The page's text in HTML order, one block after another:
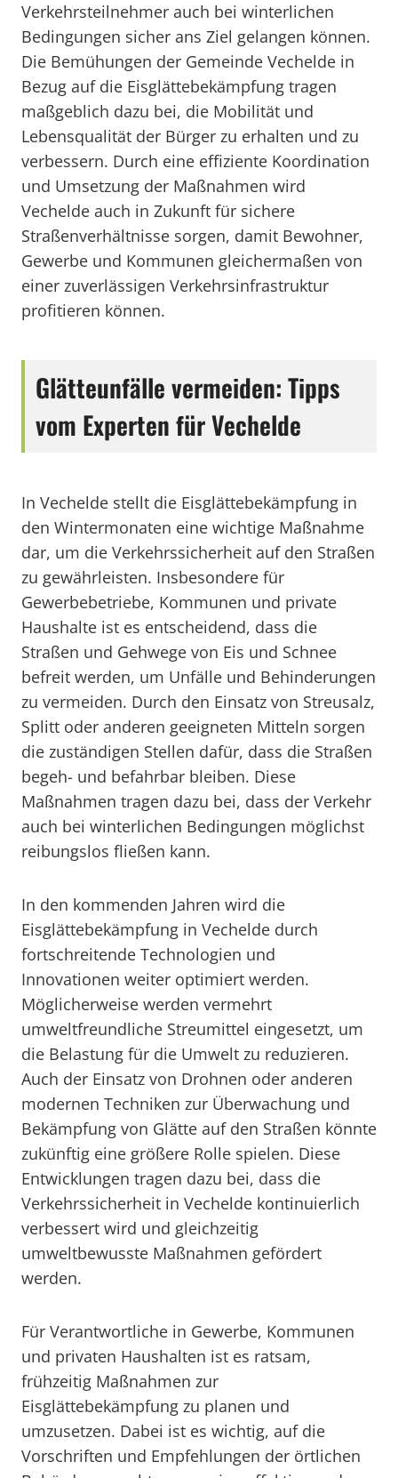
Verkehrsteilnehmer auch bei winterlichen
Bedingungen sicher ans Ziel gelangen können.
Die Bemühungen der Gemeinde Vechelde in
Bezug auf die Eisglättebekämpfung tragen
maßgeblich dazu bei, die Mobilität und
Lebensqualität der Bürger zu erhalten und zu
verbessern. Durch eine effiziente Koordination
und Umsetzung der Maßnahmen wird
Vechelde auch in Zukunft für sichere
Straßenverhältnisse sorgen, damit Bewohner,
Gewerbe und Kommunen gleichermaßen von
einer zuverlässigen Verkehrsinfrastruktur
profitieren können.
Glätteunfälle vermeiden: Tipps
vom Experten für Vechelde
In Vechelde stellt die Eisglättebekämpfung in
den Wintermonaten eine wichtige Maßnahme
dar, um die Verkehrssicherheit auf den Straßen
zu gewährleisten. Insbesondere für
Gewerbebetriebe, Kommunen und private
Haushalte ist es entscheidend, dass die
Straßen und Gehwege von Eis und Schnee
befreit werden, um Unfälle und Behinderungen
zu vermeiden. Durch den Einsatz von Streusalz,
Splitt oder anderen geeigneten Mitteln sorgen
die zuständigen Stellen dafür, dass die Straßen
begeh- und befahrbar bleiben. Diese
Maßnahmen tragen dazu bei, dass der Verkehr
auch bei winterlichen Bedingungen möglichst
reibungslos fließen kann.
In den kommenden Jahren wird die
Eisglättebekämpfung in Vechelde durch
fortschreitende Technologien und
Innovationen weiter optimiert werden.
Möglicherweise werden vermehrt
umweltfreundliche Streumittel eingesetzt, um
die Belastung für die Umwelt zu reduzieren.
Auch der Einsatz von Drohnen oder anderen
modernen Techniken zur Überwachung und
Bekämpfung von Glätte auf den Straßen könnte
zukünftig eine größere Rolle spielen. Diese
Entwicklungen tragen dazu bei, dass die
Verkehrssicherheit in Vechelde kontinuierlich
verbessert wird und gleichzeitig
umweltbewusste Maßnahmen gefördert
werden.
Für Verantwortliche in Gewerbe, Kommunen
und privaten Haushalten ist es ratsam,
frühzeitig Maßnahmen zur
Eisglättebekämpfung zu planen und
umzusetzen. Dabei ist es wichtig, auf die
Vorschriften und Empfehlungen der örtlichen